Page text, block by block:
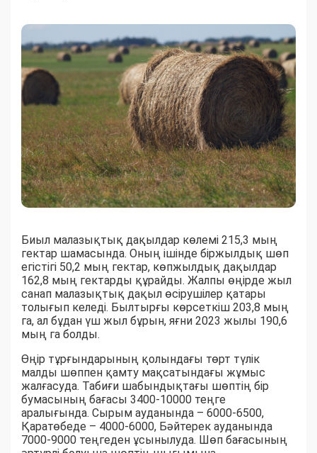
Биыл малазықтық дақылдар көлемі 215,3 мың
гектар шамасында. Оның ішінде біржылдық шөп
егістігі 50,2 мың гектар, көпжылдық дақылдар
162,8 мың гектарды құрайды. Жалпы өңірде жыл
санап малазықтық дақыл өсірушілер қатары
толығып келеді. Былтырғы көрсеткіш 203,8 мың
га, ал бұдан үш жыл бұрын, яғни 2023 жылы 190,6
мың га болды.
Өңір тұрғындарының қолындағы төрт түлік
малды шөппен қамту мақсатындағы жұмыс
жалғасуда. Табиғи шабындықтағы шөптің бір
бумасының бағасы 3400-10000 теңге
аралығында. Сырым ауданында – 6000-6500,
Қаратөбеде – 4000-6000, Бәйтерек ауданында
7000-9000 теңгеден ұсынылуда. Шөп бағасының